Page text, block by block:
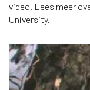
video. Lees meer
University.